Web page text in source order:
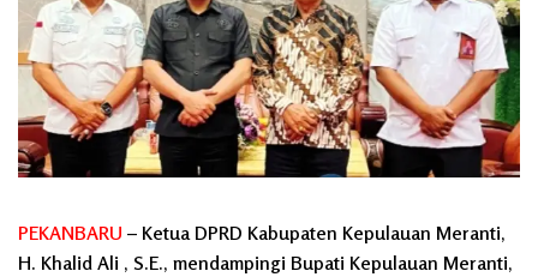
PEKANBARU – Ketua DPRD Kabupaten Kepulauan Meranti,
H. Khalid Ali , S.E., mendampingi Bupati Kepulauan Meranti,